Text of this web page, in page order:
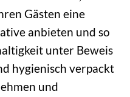
Gästen eine
anbieten und so
unter Beweis
hygienisch verpackt
und